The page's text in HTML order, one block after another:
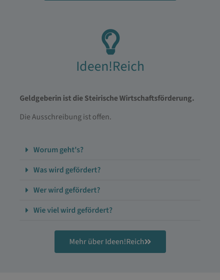
Ideen!Reich
Geldgeberin ist die Steirische Wirtschaftsförderung.
Die Ausschreibung ist offen.
Worum geht's?
Was wird gefördert?
Wer wird gefördert?
Wie viel wird gefördert?
Mehr über Ideen!Reich